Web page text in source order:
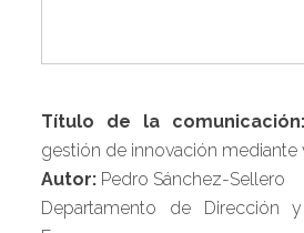
Título de la
gestión de innovación mediante
Autor: Pedro Sánchez-Sellero
Departamento de Dirección